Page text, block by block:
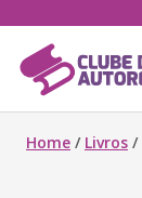
Home / Livros /